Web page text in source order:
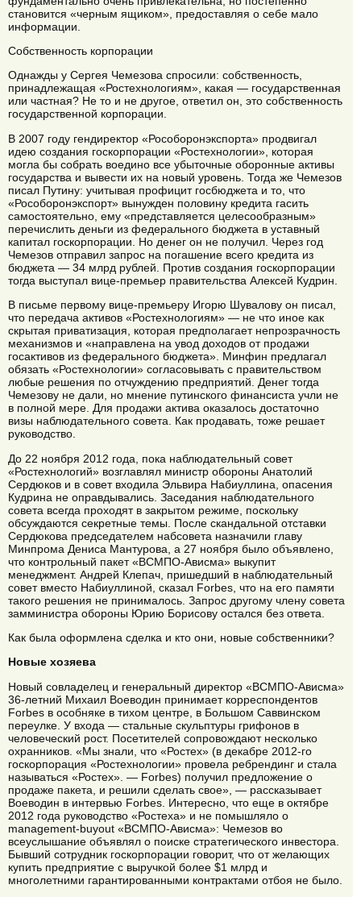
становится «черным ящиком», предоставляя о себе мало
информации.
Собственность корпорации
Однажды у Сергея Чемезова спросили: собственность,
принадлежащая «Ростехнологиям», какая — государственная
или частная? Не то и не другое, ответил он, это собственность
государственной корпорации.
В 2007 году гендиректор «Рособоронэкспорта» продвигал
идею создания госкорпорации «Ростехнологии», которая
могла бы собрать воедино все убыточные оборонные активы
государства и вывести их на новый уровень. Тогда же Чемезов
писал Путину: учитывая профицит госбюджета и то, что
«Рособоронэкспорт» вынужден половину кредита гасить
самостоятельно, ему «представляется целесообразным»
перечислить деньги из федерального бюджета в уставный
капитал госкорпорации. Но денег он не получил. Через год
Чемезов отправил запрос на погашение всего кредита из
бюджета — 34 млрд рублей. Против создания госкорпорации
тогда выступал вице-премьер правительства Алексей Кудрин.
В письме первому вице-премьеру Игорю Шувалову он писал,
что передача активов «Ростехнологиям» — не что иное как
скрытая приватизация, которая предполагает непрозрачность
механизмов и «направлена на увод доходов от продажи
госактивов из федерального бюджета». Минфин предлагал
обязать «Ростехнологии» согласовывать с правительством
любые решения по отчуждению предприятий. Денег тогда
Чемезову не дали, но мнение путинского финансиста учли не
в полной мере. Для продажи актива оказалось достаточно
визы наблюдательного совета. Как продавать, тоже решает
руководство.
До 22 ноября 2012 года, пока наблюдательный совет
«Ростехнологий» возглавлял министр обороны Анатолий
Сердюков и в совет входила Эльвира Набиуллина, опасения
Кудрина не оправдывались. Заседания наблюдательного
совета всегда проходят в закрытом режиме, поскольку
обсуждаются секретные темы. После скандальной отставки
Сердюкова председателем набсовета назначили главу
Минпрома Дениса Мантурова, а 27 ноября было объявлено,
что контрольный пакет «ВСМПО-Ависма» выкупит
менеджмент. Андрей Клепач, пришедший в наблюдательный
совет вместо Набиуллиной, сказал Forbes, что на его памяти
такого решения не принималось. Запрос другому члену совета
замминистра обороны Юрию Борисову остался без ответа.
Как была оформлена сделка и кто они, новые собственники?
Новые хозяева
Новый совладелец и генеральный директор «ВСМПО-Ависма»
36-летний Михаил Воеводин принимает корреспондентов
Forbes в особняке в тихом центре, в Большом Саввинском
переулке. У входа — стальные скульптуры грифонов в
человеческий рост. Посетителей сопровождают несколько
охранников. «Мы знали, что «Ростех» (в декабре 2012-го
госкорпорация «Ростехнологии» провела ребрендинг и стала
называться «Ростех». — Forbes) получил предложение о
продаже пакета, и решили сделать свое», — рассказывает
Воеводин в интервью Forbes. Интересно, что еще в октябре
2012 года руководство «Ростеха» и не помышляло о
management-buyout «ВСМПО-Ависма»: Чемезов во
всеуслышание объявлял о поиске стратегического инвестора.
Бывший сотрудник госкорпорации говорит, что от желающих
купить предприятие с выручкой более $1 млрд и
многолетними гарантированными контрактами отбоя не было.